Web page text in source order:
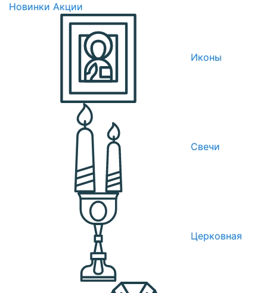
Новинки Акции
Иконы
Свечи
Церковная